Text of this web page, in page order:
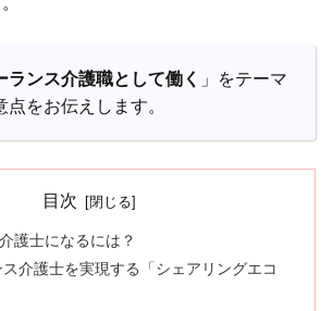
ランス介護職として働く 」をテーマ
をお伝えします。
目次
護士になるには？
介護士を実現する「シェアリングエコ